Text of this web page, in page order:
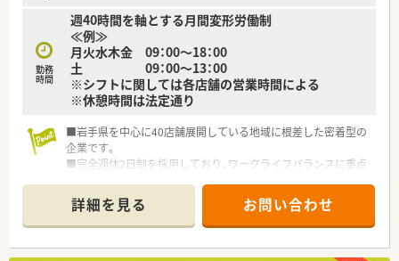
勤務
時間
週40時間を軸とする月間変形労働制
≪例≫
月火水木金 09：00～18：00
土 09：00～13：00
※シフトに関しては各店舗の営業時間による
※休憩時間は法定通り
■岩手県を中心に40店舗展開している地域に根差した密着型の
企業です。
■完全週休2日制を採用しており、ワークライフバランスに重点
■新卒採用も積極的に行っており、若手も活躍できる環境は整っ
ております。
■教育制度は集合研修やEラーニングを活用しております。
詳細を見る お問い合わせ